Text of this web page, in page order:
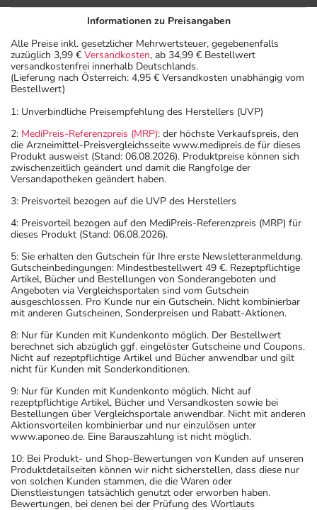
Informationen zu Preisangaben
Alle Preise inkl. gesetzlicher Mehrwertsteuer, gegebenenfalls
zuzüglich 3,99 € Versandkosten, ab 34,99 € Bestellwert
versandkostenfrei innerhalb Deutschlands.
(Lieferung nach Österreich: 4,95 € Versandkosten unabhängig vom
Bestellwert)
1: Unverbindliche Preisempfehlung des Herstellers (UVP)
2: MediPreis-Referenzpreis (MRP): der höchste Verkaufspreis, den
die Arzneimittel-Preisvergleichsseite www.medipreis.de für dieses
Produkt ausweist (Stand: 06.08.2026). Produktpreise können sich
zwischenzeitlich geändert und damit die Rangfolge der
Versandapotheken geändert haben.
3: Preisvorteil bezogen auf die UVP des Herstellers
4: Preisvorteil bezogen auf den MediPreis-Referenzpreis (MRP) für
dieses Produkt (Stand: 06.08.2026).
5: Sie erhalten den Gutschein für Ihre erste Newsletteranmeldung.
Gutscheinbedingungen: Mindestbestellwert 49 €. Rezeptpflichtige
Artikel, Bücher und Bestellungen von Sonderangeboten und
Angeboten via Vergleichsportalen sind vom Gutschein
ausgeschlossen. Pro Kunde nur ein Gutschein. Nicht kombinierbar
mit anderen Gutscheinen, Sonderpreisen und Rabatt-Aktionen.
8: Nur für Kunden mit Kundenkonto möglich. Der Bestellwert
berechnet sich abzüglich ggf. eingelöster Gutscheine und Coupons.
Nicht auf rezeptpflichtige Artikel und Bücher anwendbar und gilt
nicht für Kunden mit Sonderkonditionen.
9: Nur für Kunden mit Kundenkonto möglich. Nicht auf
rezeptpflichtige Artikel, Bücher und Versandkosten sowie bei
Bestellungen über Vergleichsportale anwendbar. Nicht mit anderen
Aktionsvorteilen kombinierbar und nur einzulösen unter
www.aponeo.de. Eine Barauszahlung ist nicht möglich.
10: Bei Produkt- und Shop-Bewertungen von Kunden auf unseren
Produktdetailseiten können wir nicht sicherstellen, dass diese nur
von solchen Kunden stammen, die die Waren oder
Dienstleistungen tatsächlich genutzt oder erworben haben.
Bewertungen, bei denen bei der Prüfung des Wortlauts